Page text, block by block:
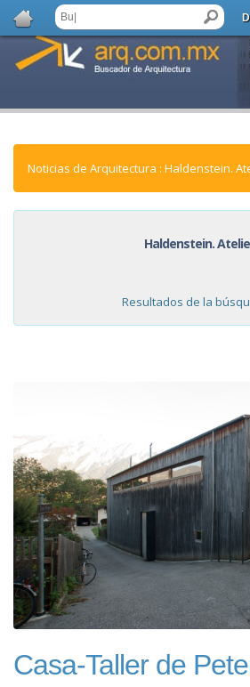
Noticias de Arquitectura : Haldenstein.
Haldenstein.
Resultados de la
Casa-Taller de